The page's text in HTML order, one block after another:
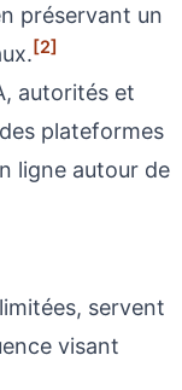
préservant un
[2]
autorités et
plateformes
ligne autour de
servent
visant